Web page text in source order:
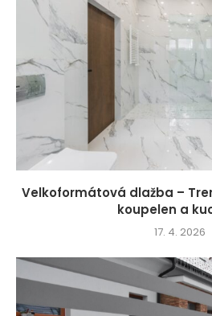
Velkoformátová dlažba –
koupelen a
17. 4. 2026